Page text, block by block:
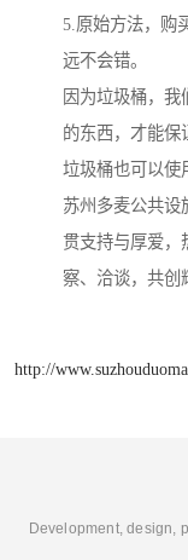
5.原始方法，购
远不会错。
因为垃圾桶，
的东西，才能保
垃圾桶也可以使
苏州多麦公共设
贯支持与厚爱，
察、洽谈，共创
http://
Development, design,